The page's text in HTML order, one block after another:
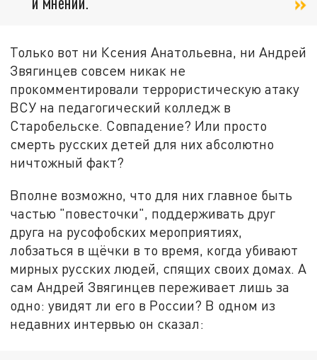
Только вот ни Ксения Анатольевна, ни Андрей
Звягинцев совсем никак не
прокомментировали террористическую атаку
ВСУ на педагогический колледж в
Старобельске. Совпадение? Или просто
смерть русских детей для них абсолютно
ничтожный факт?
Вполне возможно, что для них главное быть
частью "повесточки", поддерживать друг
друга на русофобских мероприятиях,
лобзаться в щёчки в то время, когда убивают
мирных русских людей, спящих своих домах. А
сам Андрей Звягинцев переживает лишь за
одно: увидят ли его в России? В одном из
недавних интервью он сказал: